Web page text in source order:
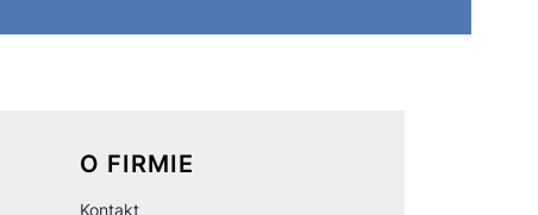
O FIRMIE
Kontakt